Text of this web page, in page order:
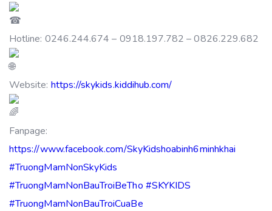
Hotline: 0246.244.674 – 0918.197.782 – 0826.229.682
Website: https://skykids.kiddihub.com/
Fanpage:
https://www.facebook.com/SkyKidshoabinh6minhkhai
#TruongMamNonSkyKids
#TruongMamNonBauTroiBeTho #SKYKIDS
#TruongMamNonBauTroiCuaBe